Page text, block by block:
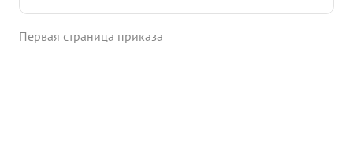
цистерн 6 солдат офицеров юло 250 вызвано
Первая страница приказа